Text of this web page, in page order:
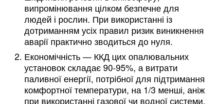
випромінювання цілком безпечне для
людей і рослин. При використанні із
дотриманням усіх правил ризик виникнення
аварії практично зводиться до нуля.
Економічність — ККД цих опалювальних
установок складає 90-95%, а витрати
паливної енергії, потрібної для підтримання
комфортної температури, на 1/3 менші, аніж
при використанні газової чи водної системи.